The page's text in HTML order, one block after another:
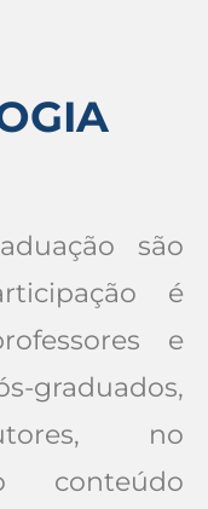
são
é
e
graduados,
no
conteúdo